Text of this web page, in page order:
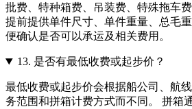
批费、特种箱费、吊装费、特殊拖车
提前提供单件尺寸、单件重量、总毛
便确认是否可以承运及相关费用。
13. 是否有最低收费或起步价？
最低收费或起步价会根据船公司、航
务范围和拼箱计费方式而不同。 拼箱